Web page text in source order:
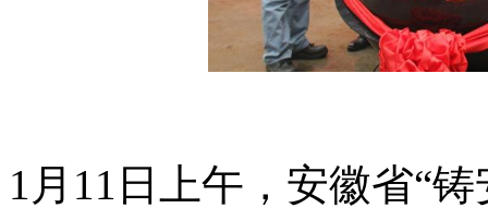
1月11日上午，安徽省“